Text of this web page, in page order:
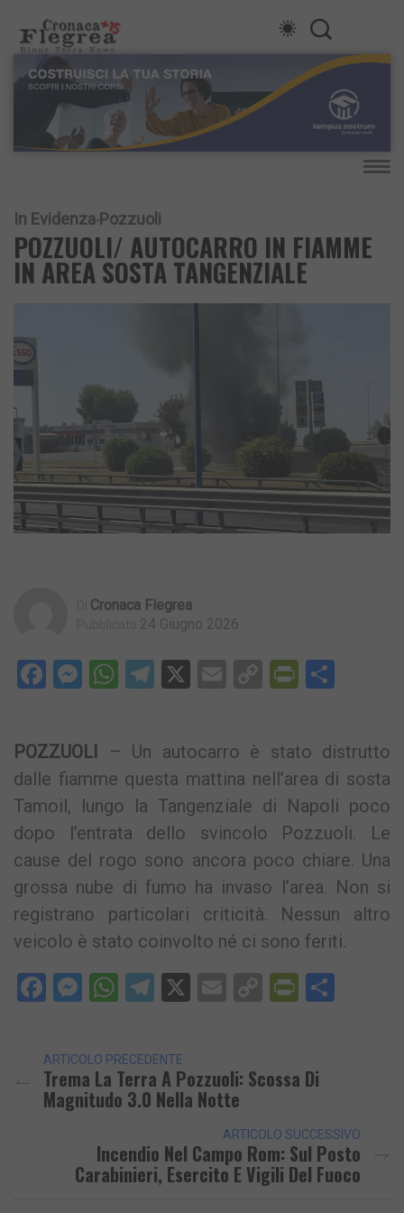
In Evidenza Pozzuoli
POZZUOLI/ AUTOCARRO IN FIAMME
IN AREA SOSTA TANGENZIALE
Cronaca Flegrea
24 Giugno 2026
Facebook
Messenger
WhatsApp
Telegram
X EmailCopy
POZZUOLI
– Un autocarro è stato distrutto
dalle fiamme questa mattina nell’area di sosta
Tamoil, lungo la Tangenziale di Napoli poco
dopo l’entrata dello svincolo Pozzuoli. Le
cause del rogo sono ancora poco chiare. Una
grossa nube di fumo ha invaso l’area. Non si
registrano particolari criticità. Nessun altro
veicolo è stato coinvolto né ci sono feriti.
Facebook
Messenger
WhatsApp
Telegram
X EmailCopy
ARTICOLO PRECEDENTE
Trema La Terra A Pozzuoli: Scossa Di
Magnitudo 3.0 Nella Notte
ARTICOLO SUCCESSIVO
Incendio Nel Campo Rom: Sul Posto
Carabinieri, Esercito E Vigili Del Fuoco